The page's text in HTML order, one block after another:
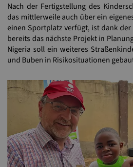
Nach der Fertigstellung des
das mittlerweile auch über ein
einen Sportplatz verfügt, ist dank
bereits das nächste Projekt in
Nigeria soll ein weiteres
und Buben in Risikosituationen